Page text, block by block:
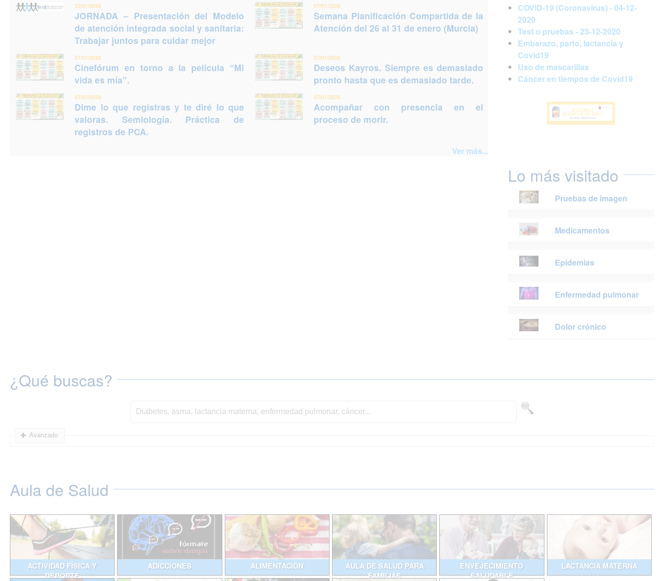
22/01/2026
JORNADA – Presentación del Modelo
de atención integrada social y sanitaria:
Trabajar juntos para cuidar mejor
07/01/2026
Semana Planificación Compartida de la
Atención del 26 al 31 de enero (Murcia)
07/01/2026
Cinefórum en torno a la película “Mi
vida es mía”.
07/01/2026
Deseos Kayros. Siempre es demasiado
pronto hasta que es demasiado tarde.
07/01/2026
Dime lo que registras y te diré lo que
valoras. Semiología. Práctica de
registros de PCA.
07/01/2026
Acompañar con presencia en el
proceso de morir.
Ver más...
COVID-19 (Coronavirus) - 04-12-
2020
Test o pruebas - 23-12-2020
Embarazo, parto, lactancia y
Covid19
Uso de mascarillas
Cáncer en tiempos de Covid19
Lo más visitado
Pruebas de imagen
Medicamentos
Epidemias
Enfermedad pulmonar
Dolor crónico
¿Qué buscas?
Avanzado
Aula de Salud
ACTIVIDAD FÍSICA Y
DEPORTE
ADICCIONES ALIMENTACIÓN
AULA DE SALUD PARA
FAMILIAS
ENVEJECIMIENTO
SALUDABLE
LACTANCIA MATERNA